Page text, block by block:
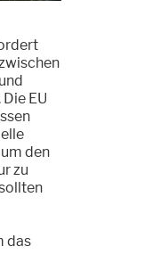
EU
den
zu
das